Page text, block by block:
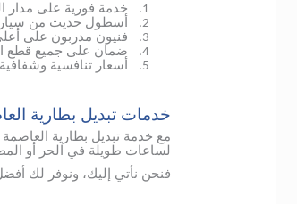
1. خدمة فورية على مدار
2. أسطول حديث من
3. فنيون مدربون على
4. ضمان على جميع قطع
5. أسعار تنافسية
خدمات تبديل بطارية
مع خدمة تبديل بطارية العاصمة
لساعات طويلة في الحر أو
فنحن نأتي إليك، ونوفر لك